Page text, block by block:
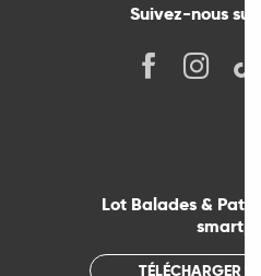
Suivez-nous sur
Lot Balades &
TÉLÉCHARGER